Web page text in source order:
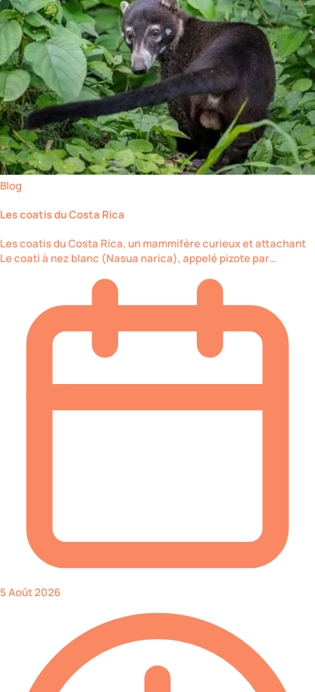
Blog
Les coatis du Costa Rica
Les coatis du Costa Rica, un mammifère curieux et attachant
Le coati à nez blanc (Nasua narica), appelé pizote par…
5 Août 2026